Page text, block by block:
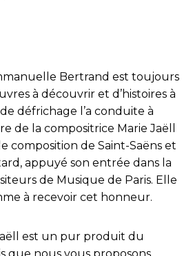
Bertrand est toujours
à découvrir et d’histoires à
défrichage l’a conduite à
de la compositrice Marie Jaëll
composition de Saint-Saëns et
appuyé son entrée dans la
de Musique de Paris. Elle
à recevoir cet honneur.
est un pur produit du
que nous vous proposons